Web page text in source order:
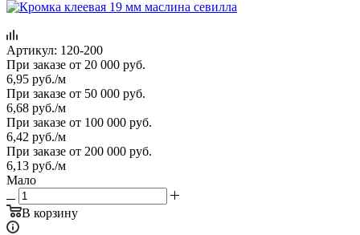
Артикул: 120-200
При заказе от 20 000 руб.
6,95 руб./м
При заказе от 50 000 руб.
6,68 руб./м
При заказе от 100 000 руб.
6,42 руб./м
При заказе от 200 000 руб.
6,13 руб./м
Мало
В корзину